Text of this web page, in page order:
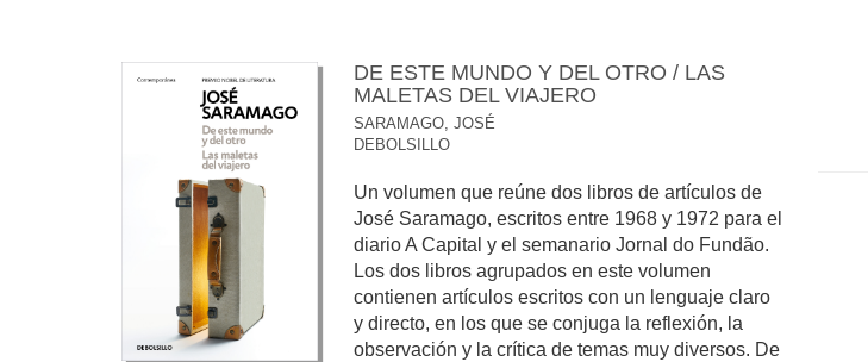
DE ESTE MUNDO Y DEL OTRO / LAS
MALETAS DEL VIAJERO
SARAMAGO, JOSÉ
DEBOLSILLO
Un volumen que reúne dos libros de artículos de
José Saramago, escritos entre 1968 y 1972 para el
diario A Capital y el semanario Jornal do Fundão.
Los dos libros agrupados en este volumen
contienen artículos escritos con un lenguaje claro
y directo, en los que se conjuga la reflexión, la
observación y la crítica de temas muy diversos. De